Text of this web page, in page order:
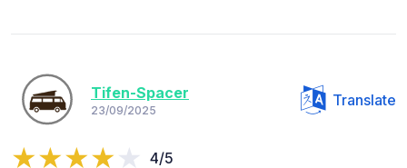
Tifen-Spacer
23/09/2025
Translate
4/5